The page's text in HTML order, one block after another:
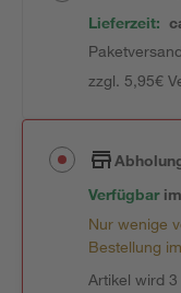
Lieferzeit:
Paketversand
zzgl. 5,95€
Verfügbar im
Nur wenige
Bestellung
Artikel wird